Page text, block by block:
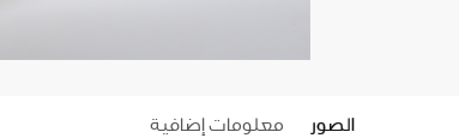
الصور معلومات إضافية